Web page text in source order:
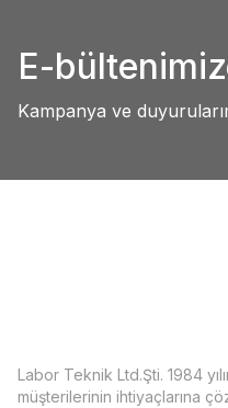
Ürün açıklamasında eksik
Ürün fiyatı diğer sitelerden
Deneyimini Paylaş
E-
Kampanya ve
Labor Teknik Ltd.Şti. 1984
müşterilerinin ihtiyaçlarına